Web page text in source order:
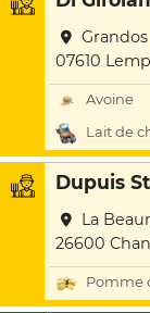
Grandos
07610
Avoine
Lait de
Dupuis
La
26600
Pomme